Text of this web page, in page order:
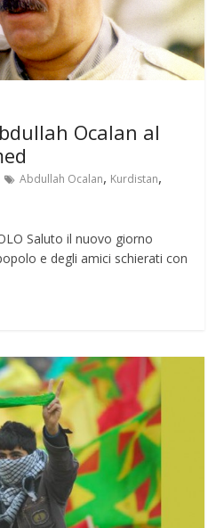
Ocalan al
Abdullah Ocalan, Kurdistan,
Saluto il nuovo giorno
e degli amici schierati con